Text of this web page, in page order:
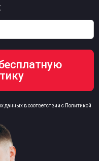
данных в соответствии с Политикой